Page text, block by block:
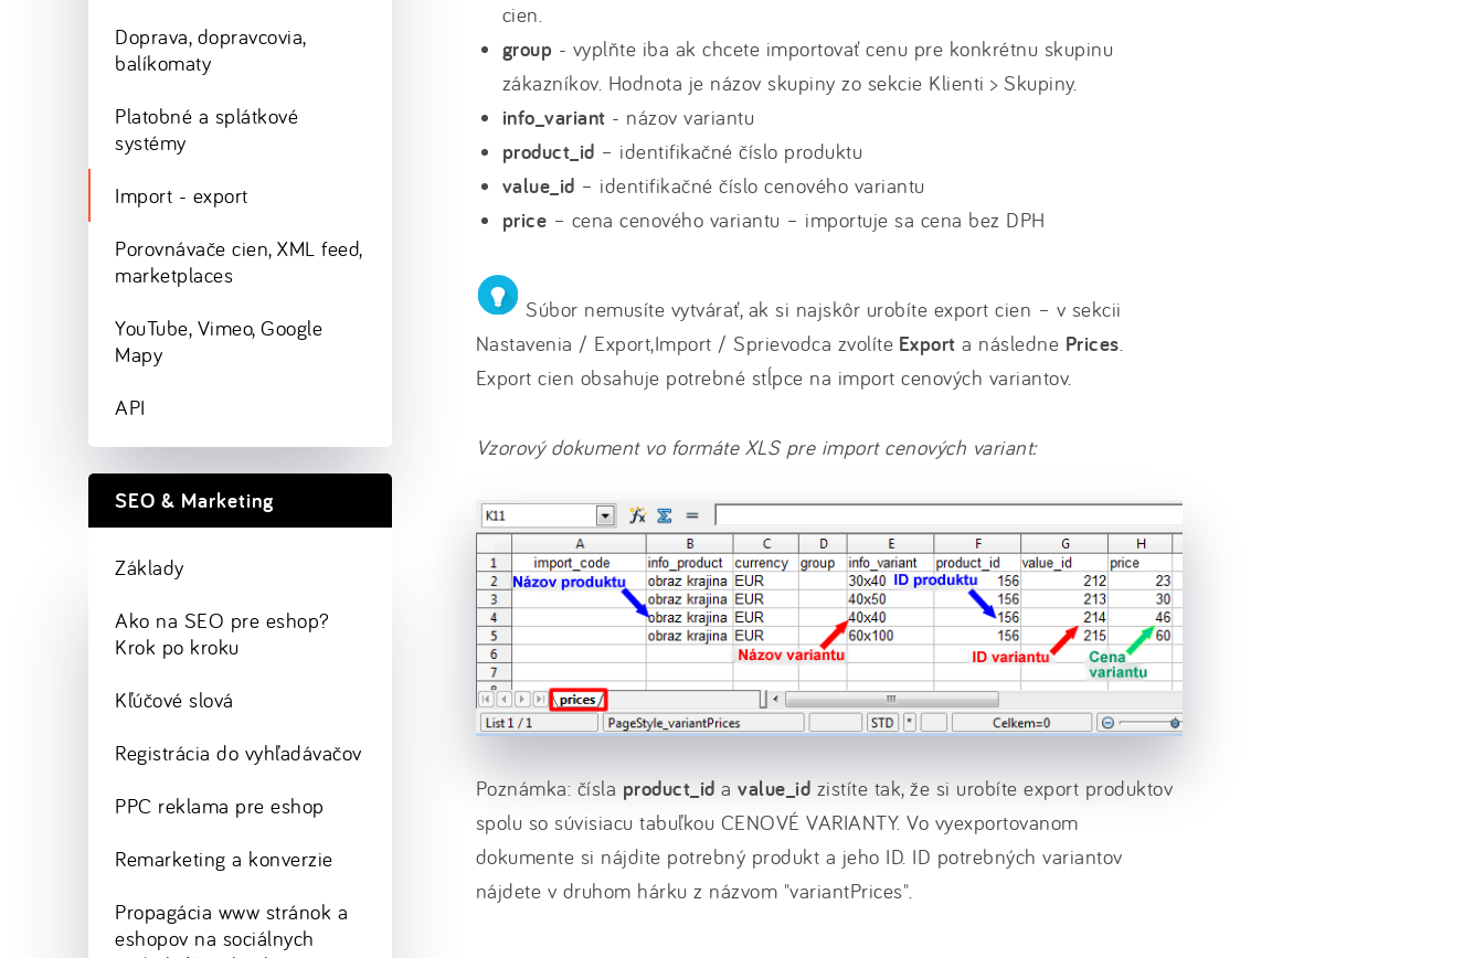
cien.
group - vyplňte iba ak chcete importovať cenu pre konkrétnu skupinu
zákazníkov. Hodnota je názov skupiny zo sekcie Klienti > Skupiny.
info_variant - názov variantu
product_id – identifikačné číslo produktu
value_id – identifikačné číslo cenového variantu
price – cena cenového variantu – importuje sa cena bez DPH
Súbor nemusíte vytvárať, ak si najskôr urobíte export cien – v sekcii
Nastavenia / Export,Import / Sprievodca zvolíte Export a následne Prices.
Export cien obsahuje potrebné stĺpce na import cenových variantov.
Vzorový dokument vo formáte XLS pre import cenových variant:
Poznámka: čísla product_id avalue_id zistíte tak, že si urobíte export produktov
spolu so súvisiacu tabuľkou CENOVÉ VARIANTY. Vo vyexportovanom
dokumente si nájdite potrebný produkt a jeho ID. ID potrebných variantov
nájdete v druhom hárku z názvom "variantPrices".
Doprava, dopravcovia,
balíkomaty
Platobné a splátkové
systémy
Import - export
Porovnávače cien, XML feed,
marketplaces
YouTube, Vimeo, Google
Mapy
API
SEO & Marketing
Základy
Ako na SEO pre eshop?
Krok po kroku
Kľúčové slová
Registrácia do vyhľadávačov
PPC reklama pre eshop
Remarketing a konverzie
Propagácia www stránok a
eshopov na sociálnych